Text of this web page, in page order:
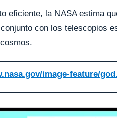
eficiente, la NASA estima
con los telescopios
image-feature/